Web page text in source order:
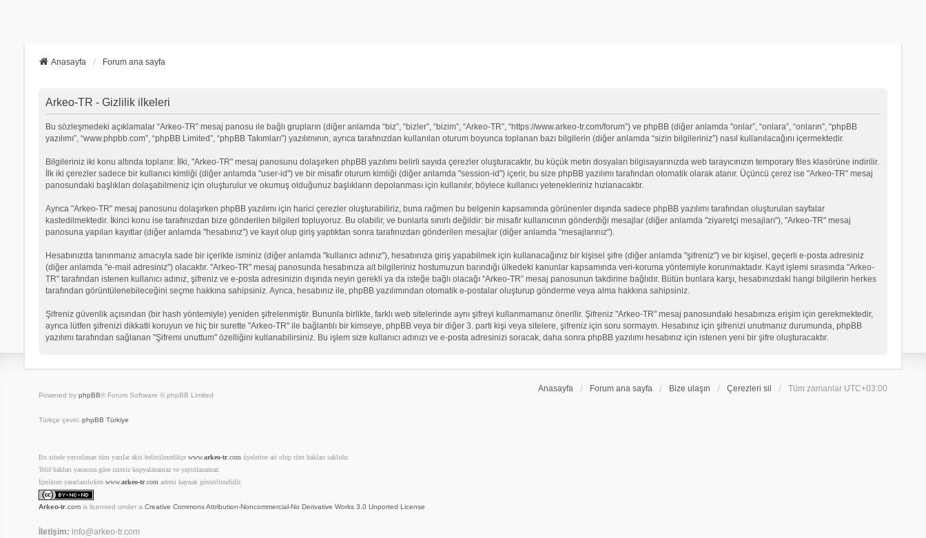
Anasayfa Forum ana sayfa
Arkeo-TR - Gizlilik ilkeleri
Bu sözleşmedeki açıklamalar “Arkeo-TR” mesaj panosu ile bağlı grupların (diğer anlamda “biz”, “bizler”, “bizim”, “Arkeo-TR”, “https://www.arkeo-tr.com/forum”) ve phpBB (diğer anlamda "onlar”, “onlara”, “onların”, “phpBB
yazılımı”, “www.phpbb.com”, “phpBB Limited”, “phpBB Takımları”) yazılımının, ayrıca tarafınızdan kullanılan oturum boyunca toplanan bazı bilgilerin (diğer anlamda “sizin bilgileriniz”) nasıl kullanılacağını içermektedir.
Bilgileriniz iki konu altında toplanır. İlki, "Arkeo-TR" mesaj panosunu dolaşırken phpBB yazılımı belirli sayıda çerezler oluşturacaktır, bu küçük metin dosyaları bilgisayarınızda web tarayıcınızın temporary files klasörüne indirilir.
İlk iki çerezler sadece bir kullanıcı kimliği (diğer anlamda "user-id") ve bir misafir oturum kimliği (diğer anlamda "session-id") içerir, bu size phpBB yazılımı tarafından otomatik olarak atanır. Üçüncü çerez ise "Arkeo-TR" mesaj
panosundaki başlıkları dolaşabilmeniz için oluşturulur ve okumuş olduğunuz başlıkların depolanması için kullanılır, böylece kullanıcı yetenekleriniz hızlanacaktır.
Ayrıca "Arkeo-TR" mesaj panosunu dolaşırken phpBB yazılımı için harici çerezler oluşturabiliriz, buna rağmen bu belgenin kapsamında görünenler dışında sadece phpBB yazılımı tarafından oluşturulan sayfalar
kastedilmektedir. İkinci konu ise tarafınızdan bize gönderilen bilgileri topluyoruz. Bu olabilir, ve bunlarla sınırlı değildir: bir misafir kullanıcının gönderdiği mesajlar (diğer anlamda "ziyaretçi mesajları"), "Arkeo-TR" mesaj
panosuna yapılan kayıtlar (diğer anlamda "hesabınız") ve kayıt olup giriş yaptıktan sonra tarafınızdan gönderilen mesajlar (diğer anlamda "mesajlarınız").
Hesabınızda tanınmanız amacıyla sade bir içerikte isminiz (diğer anlamda "kullanıcı adınız"), hesabınıza giriş yapabilmek için kullanacağınız bir kişisel şifre (diğer anlamda "şifreniz") ve bir kişisel, geçerli e-posta adresiniz
(diğer anlamda "e-mail adresiniz") olacaktır. "Arkeo-TR" mesaj panosunda hesabınıza ait bilgileriniz hostumuzun barındığı ülkedeki kanunlar kapsamında veri-koruma yöntemiyle korunmaktadır. Kayıt işlemi sırasında "Arkeo-
TR" tarafından istenen kullanıcı adınız, şifreniz ve e-posta adresinizin dışında neyin gerekli ya da isteğe bağlı olacağı “Arkeo-TR” mesaj panosunun takdirine bağlıdır. Bütün bunlara karşı, hesabınızdaki hangi bilgilerin herkes
tarafından görüntülenebileceğini seçme hakkına sahipsiniz. Ayrıca, hesabınız ile, phpBB yazılımından otomatik e-postalar oluşturup gönderme veya alma hakkına sahipsiniz.
Şifreniz güvenlik açısından (bir hash yöntemiyle) yeniden şifrelenmiştir. Bununla birlikte, farklı web sitelerinde aynı şifreyi kullanmamanız önerilir. Şifreniz "Arkeo-TR" mesaj panosundaki hesabınıza erişim için gerekmektedir,
ayrıca lütfen şifrenizi dikkatli koruyun ve hiç bir surette "Arkeo-TR" ile bağlantılı bir kimseye, phpBB veya bir diğer 3. parti kişi veya sitelere, şifreniz için soru sormayın. Hesabınız için şifrenizi unutmanız durumunda, phpBB
yazılımı tarafından sağlanan "Şifremi unuttum" özelliğini kullanabilirsiniz. Bu işlem size kullanıcı adınızı ve e-posta adresinizi soracak, daha sonra phpBB yazılımı hesabınız için istenen yeni bir şifre oluşturacaktır.
Anasayfa Forum ana sayfa Bize ulaşın Çerezleri sil Tüm zamanlar UTC+03:00
Powered by phpBB® Forum Software © phpBB Limited
Türkçe çeviri: phpBB Türkiye
Bu sitede yayınlanan tüm yazılar aksi belirtilmedikçe www.arkeo-tr.com üyelerine ait olup tüm hakları saklıdır.
Telif hakları yasasına göre izinsiz kopyalanamaz ve yayınlanamaz.
İçerikten yararlanılırken www.arkeo-tr.com adresi kaynak gösterilmelidir.
Arkeo-tr.comis licensed under a Creative Commons Attribution-Noncommercial-No Derivative Works 3.0 Unported License
İletişim: info@arkeo-tr.com